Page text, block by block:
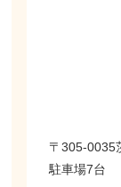
〒305-0035
駐車場7台